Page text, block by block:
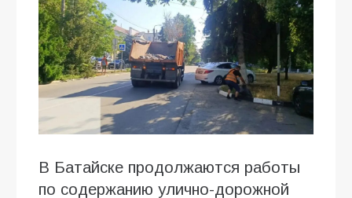
В Батайске продолжаются работы
по содержанию улично-дорожной